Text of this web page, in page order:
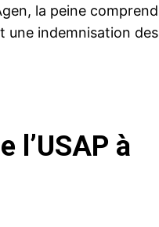
la peine comprend
une indemnisation des
l’USAP à